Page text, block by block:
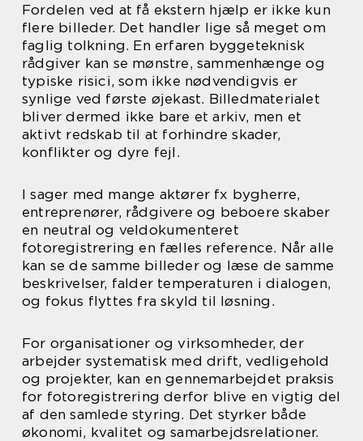
Fordelen ved at få ekstern hjælp er ikke kun
flere billeder. Det handler lige så meget om
faglig tolkning. En erfaren byggeteknisk
rådgiver kan se mønstre, sammenhænge og
typiske risici, som ikke nødvendigvis er
synlige ved første øjekast. Billedmaterialet
bliver dermed ikke bare et arkiv, men et
aktivt redskab til at forhindre skader,
konflikter og dyre fejl.
I sager med mange aktører fx bygherre,
entreprenører, rådgivere og beboere skaber
en neutral og veldokumenteret
fotoregistrering en fælles reference. Når alle
kan se de samme billeder og læse de samme
beskrivelser, falder temperaturen i dialogen,
og fokus flyttes fra skyld til løsning.
For organisationer og virksomheder, der
arbejder systematisk med drift, vedligehold
og projekter, kan en gennemarbejdet praksis
for fotoregistrering derfor blive en vigtig del
af den samlede styring. Det styrker både
økonomi, kvalitet og samarbejdsrelationer.